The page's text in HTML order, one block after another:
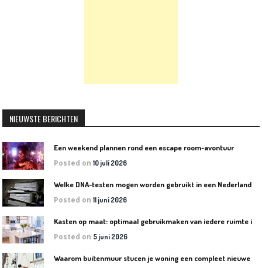
NIEUWSTE BERICHTEN
Een weekend plannen rond een escape room-avontuur
Posted on10 juli 2026
Posted on11 juni 2026
Posted on 5 juni 2026